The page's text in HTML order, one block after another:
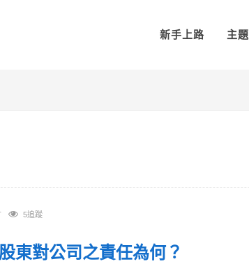
新手上路 主題
5追蹤
東對公司之責任為何？